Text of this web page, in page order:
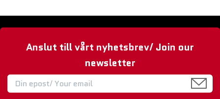
Anslut till vårt nyhetsbrev/ Join our
newsletter